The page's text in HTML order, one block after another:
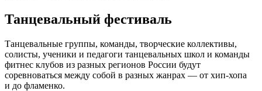
Танцевальный фестиваль
Танцевальные группы, команды, творческие коллективы,
солисты, ученики и педагоги танцевальных школ и команды
фитнес клубов из разных регионов России будут
соревноваться между собой в разных жанрах — от хип-хопа
и до фламенко.